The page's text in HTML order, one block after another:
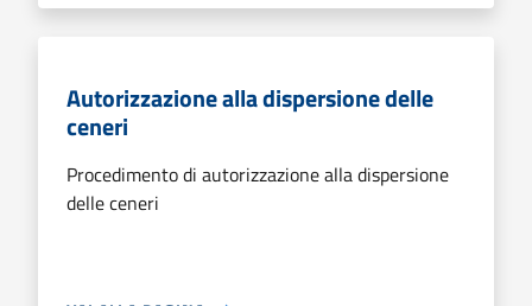
Autorizzazione alla dispersione delle
ceneri
Procedimento di autorizzazione alla dispersione
delle ceneri